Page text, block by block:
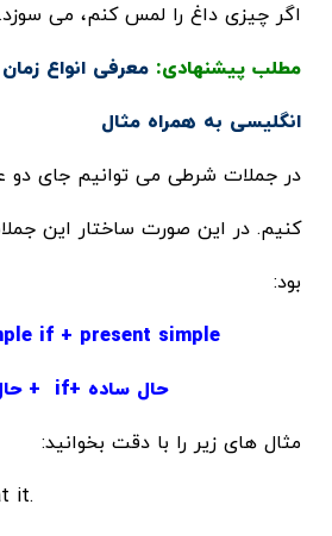
اگر چیزی داغ را لمس کنم، می سوزد.
مطلب پیشنهادی: معرفی انواع
انگلیسی به همراه مثال
در جملات شرطی می توانیم جای دو
کنیم. در این صورت ساختار این
بود:
if + present simple
حال ساده +if + حال ساده
مثال های زیر را با دقت بخوانید:
.Water boils if you heat it